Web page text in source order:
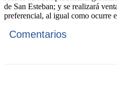
de San Esteban; y se realizará
preferencial, al igual como ocurre
Comentarios